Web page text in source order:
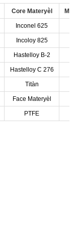
Core Materyèl Max
Inconel 625
Incoloy 825
Hastelloy B-2
Hastelloy C 276
Titàn
Face Materyèl
PTFE